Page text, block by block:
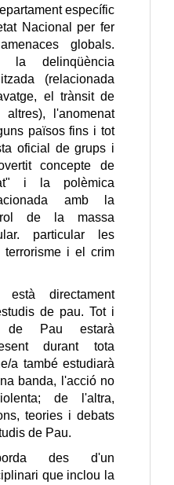
específic
Nacional per fer
globals.
la delinqüència
(relacionada
el trànsit de
l'anomenat
països fins i tot
oficial de grups i
concepte de
i la polèmica
amb la
de la massa
particular les
terrorisme i el crim
directament
de pau. Tot i
de Pau estarà
durant tota
a també estudiarà
banda, l'acció no
de l'altra,
teories i debats
de Pau.
des d'un
que inclou la